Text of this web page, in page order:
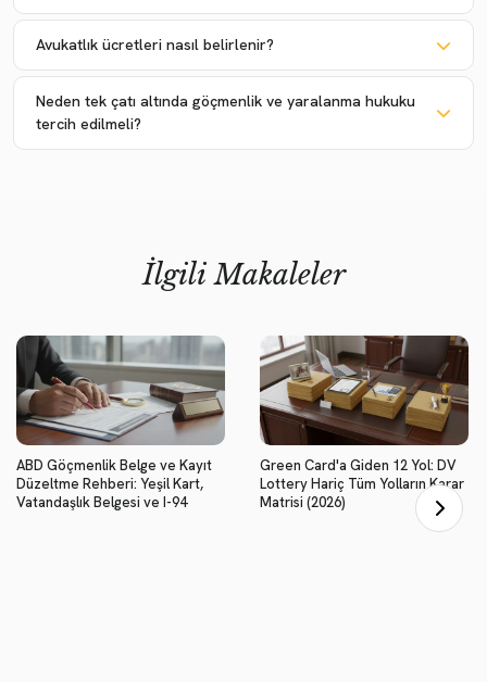
Avukatlık ücretleri nasıl belirlenir?
Neden tek çatı altında göçmenlik ve yaralanma hukuku
tercih edilmeli?
İlgili Makaleler
ABD Göçmenlik Belge ve Kayıt
Düzeltme Rehberi: Yeşil Kart,
Vatandaşlık Belgesi ve I-94
Green Card'a Giden 12 Yol: DV
Lottery Hariç Tüm Yolların Karar
Matrisi (2026)